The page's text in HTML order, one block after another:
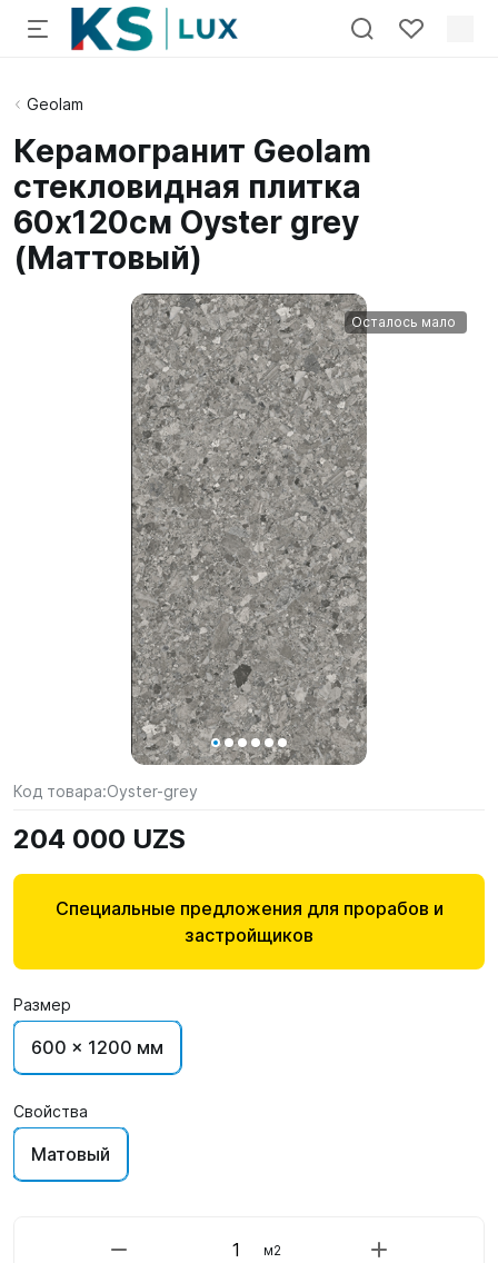
Geolam
Керамогранит Geolam
стекловидная плитка
60х120см Oyster grey
(Маттовый)
Осталось мало
Код товара:Oyster-grey
204 000 UZS
Специальные предложения для прорабов и
застройщиков
Размер
600 x 1200 мм
Свойства
Матовый
м2